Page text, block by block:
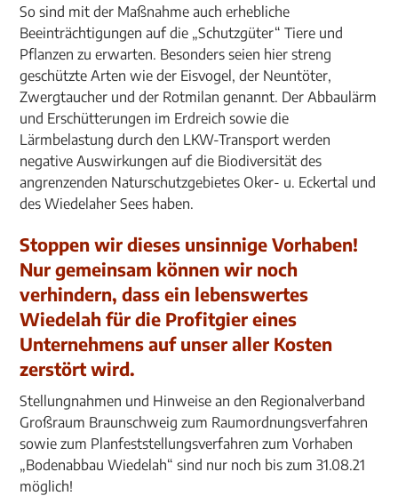
So sind mit der Maßnahme auch erhebliche
Beeinträchtigungen auf die „Schutzgüter“ Tiere und
Pflanzen zu erwarten. Besonders seien hier streng
geschützte Arten wie der Eisvogel, der Neuntöter,
Zwergtaucher und der Rotmilan genannt. Der Abbaulärm
und Erschütterungen im Erdreich sowie die
Lärmbelastung durch den LKW-Transport werden
negative Auswirkungen auf die Biodiversität des
angrenzenden Naturschutzgebietes Oker- u. Eckertal und
des Wiedelaher Sees haben.
Stoppen wir dieses unsinnige Vorhaben!
Nur gemeinsam können wir noch
verhindern, dass ein lebenswertes
Wiedelah für die Profitgier eines
Unternehmens auf unser aller Kosten
zerstört wird.
Stellungnahmen und Hinweise an den Regionalverband
Großraum Braunschweig zum Raumordnungsverfahren
sowie zum Planfeststellungsverfahren zum Vorhaben
„Bodenabbau Wiedelah“ sind nur noch bis zum 31.08.21
möglich!